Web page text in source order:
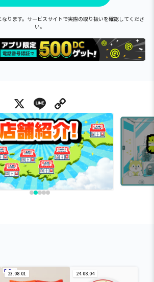
ります。サービスサイトで実際の取り扱いを確認してくださ
い。
X Line
23.08.01 24.08.04